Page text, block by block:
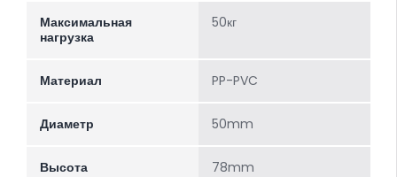
Максимальная
нагрузка
50кг
Материал PP-PVC
Диаметр 50mm
Высота 78mm